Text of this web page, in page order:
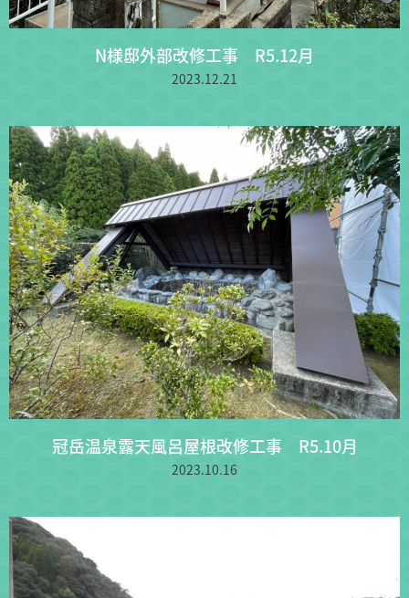
N様邸外部改修工事 R5.12月
2023.12.21
冠岳温泉露天風呂屋根改修工事 R5.10月
2023.10.16